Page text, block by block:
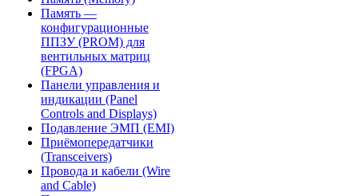
Память —
конфигурационные
ППЗУ (PROM) для
вентильных матриц
(FPGA)
Панели управления и
индикации (Panel
Controls and Displays)
Подавление ЭМП (EMI)
Приёмопередатчики
(Transceivers)
Провода и кабели (Wire
and Cable)